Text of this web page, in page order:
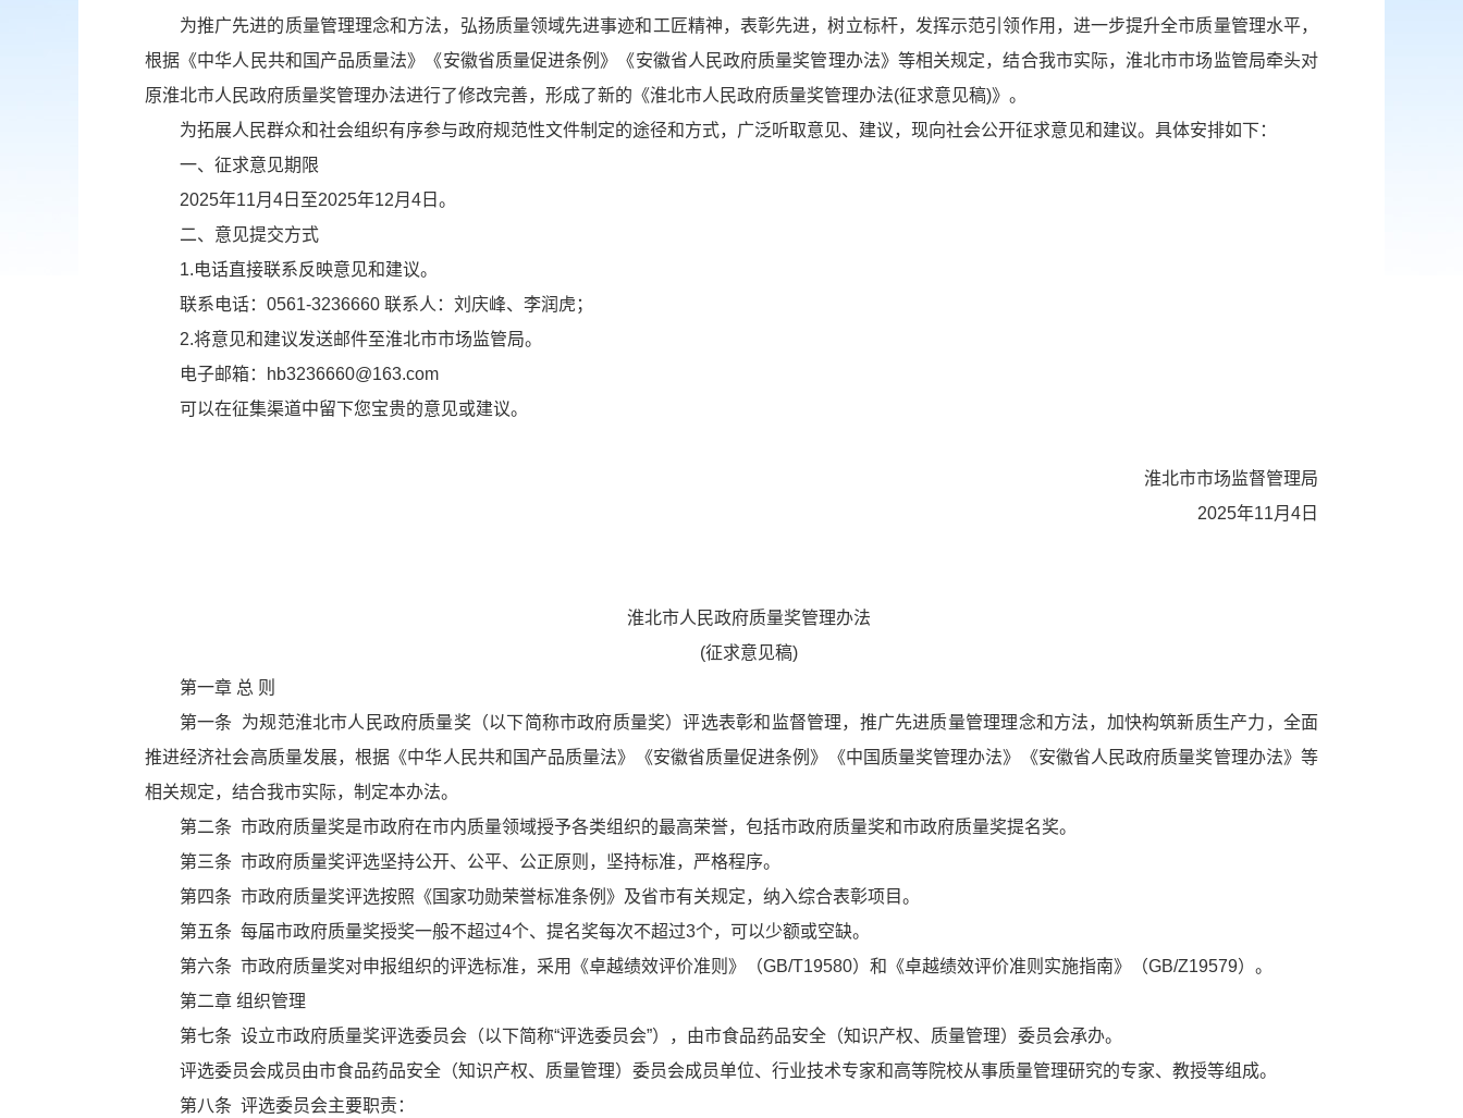
为推广先进的质量管理理念和方法，弘扬质量领域先进事迹和工匠精神，表彰先进，树立标杆，发挥示范引领作用，进一步提升全市质量管理水平，
根据《中华人民共和国产品质量法》《安徽省质量促进条例》《安徽省人民政府质量奖管理办法》等相关规定，结合我市实际，淮北市市场监管局牵头对
原淮北市人民政府质量奖管理办法进行了修改完善，形成了新的《淮北市人民政府质量奖管理办法(征求意见稿)》。
为拓展人民群众和社会组织有序参与政府规范性文件制定的途径和方式，广泛听取意见、建议，现向社会公开征求意见和建议。具体安排如下：
一、征求意见期限
2025年11月4日至2025年12月4日。
二、意见提交方式
1.电话直接联系反映意见和建议。
联系电话：0561-3236660 联系人：刘庆峰、李润虎；
2.将意见和建议发送邮件至淮北市市场监管局。
电子邮箱：hb3236660@163.com
可以在征集渠道中留下您宝贵的意见或建议。
淮北市市场监督管理局
2025年11月4日
淮北市人民政府质量奖管理办法
(征求意见稿)
第一章 总 则
第一条 为规范淮北市人民政府质量奖（以下简称市政府质量奖）评选表彰和监督管理，推广先进质量管理理念和方法，加快构筑新质生产力，全面
推进经济社会高质量发展，根据《中华人民共和国产品质量法》《安徽省质量促进条例》《中国质量奖管理办法》《安徽省人民政府质量奖管理办法》等
相关规定，结合我市实际，制定本办法。
第二条 市政府质量奖是市政府在市内质量领域授予各类组织的最高荣誉，包括市政府质量奖和市政府质量奖提名奖。
第三条 市政府质量奖评选坚持公开、公平、公正原则，坚持标准，严格程序。
第四条 市政府质量奖评选按照《国家功勋荣誉标准条例》及省市有关规定，纳入综合表彰项目。
第五条 每届市政府质量奖授奖一般不超过4个、提名奖每次不超过3个，可以少额或空缺。
第六条 市政府质量奖对申报组织的评选标准，采用《卓越绩效评价准则》（GB/T19580）和《卓越绩效评价准则实施指南》（GB/Z19579）。
第二章 组织管理
第七条 设立市政府质量奖评选委员会（以下简称“评选委员会”），由市食品药品安全（知识产权、质量管理）委员会承办。
评选委员会成员由市食品药品安全（知识产权、质量管理）委员会成员单位、行业技术专家和高等院校从事质量管理研究的专家、教授等组成。
第八条 评选委员会主要职责：